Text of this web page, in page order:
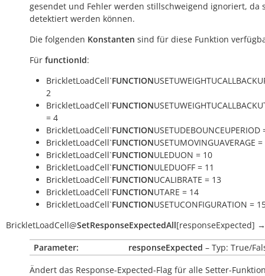
gesendet und Fehler werden stillschweigend ignoriert, da
detektiert werden können.
Die folgenden Konstanten sind für diese Funktion
Für functionId:
BrickletLoadCell`FUNCTION
2
BrickletLoadCell`FUNCTION
= 4
BrickletLoadCell`FUNCTIONUSETUDEBOUNCEUPERIOD
BrickletLoadCell`FUNCTIONUSETUMOVINGUAVERAGE
BrickletLoadCell`FUNCTIONULEDUON = 10
BrickletLoadCell`FUNCTIONULEDUOFF = 11
BrickletLoadCell`FUNCTIONUCALIBRATE = 13
BrickletLoadCell`FUNCTIONUTARE = 14
BrickletLoadCell`FUNCTIONUSETUCONFIGURATION =
BrickletLoadCell@SetResponseExpectedAll[responseExpected] →
Parameter:
responseExpected – Typ: True/
Ändert das Response-Expected-Flag für alle Setter-